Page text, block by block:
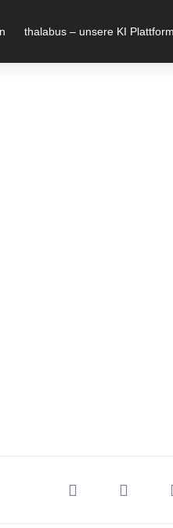
thalabus – unsere KI Plattform